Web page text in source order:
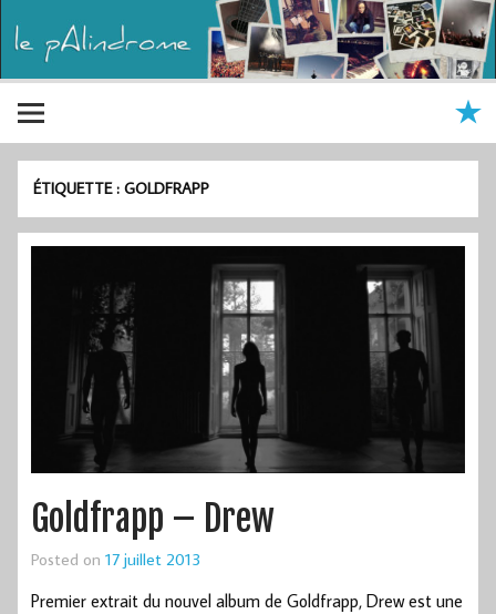
ÉTIQUETTE :GOLDFRAPP
Goldfrapp – Drew
Posted on 17 juillet 2013
Premier extrait du nouvel album de Goldfrapp, Drew est une